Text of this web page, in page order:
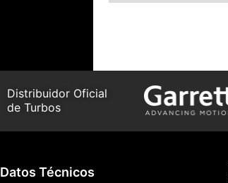
Distribuidor Oficial
de Turbos
Datos Técnicos